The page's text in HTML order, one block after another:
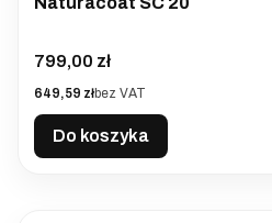
Cena
799,00 zł
Cena
649,59 złbez VAT
Do koszyka